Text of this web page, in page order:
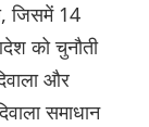
जिसमें 14
को चुनौती
और
समाधान